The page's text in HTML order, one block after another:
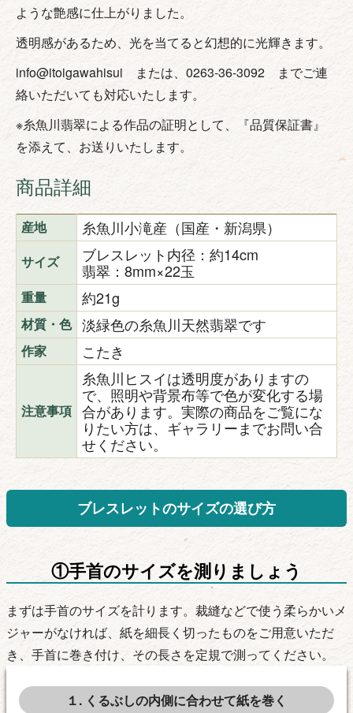
ような艶感に仕上がりました。
透明感があるため、光を当てると幻想的に光輝きます。
info@itoigawahisui または、0263-36-3092 までご連
絡いただいても対応いたします。
※糸魚川翡翠による作品の証明として、『品質保証書』
を添えて、お送りいたします。
商品詳細
産地 糸魚川小滝産（国産・新潟県）
サイズ
ブレスレット内径：約14cm
翡翠：8mm×22玉
重量 約21g
材質・色 淡緑色の糸魚川天然翡翠です
作家 こたき
注意事項
糸魚川ヒスイは透明度がありますの
で、照明や背景布等で色が変化する場
合があります。実際の商品をご覧にな
りたい方は、ギャラリーまでお問い合
せください。
ブレスレットのサイズの選び方
①手首のサイズを測りましょう
まずは手首のサイズを計ります。裁縫などで使う柔らかいメ
ジャーがなければ、紙を細長く切ったものをご用意いただ
き、手首に巻き付け、その長さを定規で測ってください。
１. くるぶしの内側に合わせて紙を巻く